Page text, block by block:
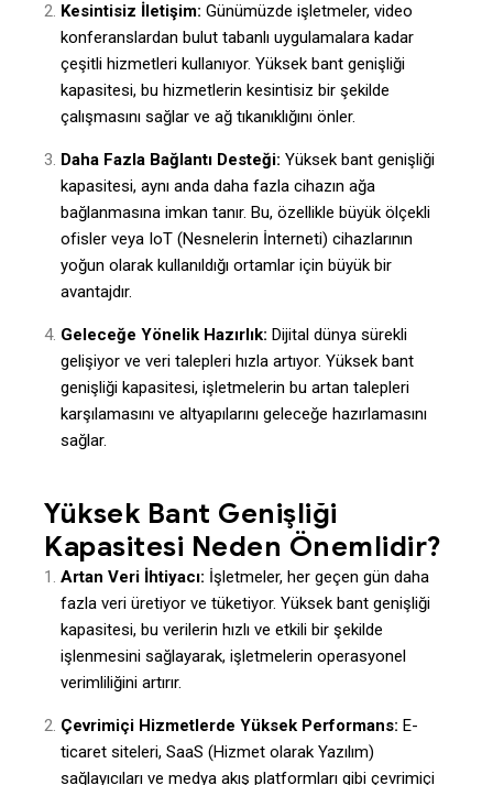
Kesintisiz İletişim: Günümüzde işletmeler, video
konferanslardan bulut tabanlı uygulamalara kadar
çeşitli hizmetleri kullanıyor. Yüksek bant genişliği
kapasitesi, bu hizmetlerin kesintisiz bir şekilde
çalışmasını sağlar ve ağ tıkanıklığını önler.
Daha Fazla Bağlantı Desteği: Yüksek bant genişliği
kapasitesi, aynı anda daha fazla cihazın ağa
bağlanmasına imkan tanır. Bu, özellikle büyük ölçekli
ofisler veya IoT (Nesnelerin İnterneti) cihazlarının
yoğun olarak kullanıldığı ortamlar için büyük bir
avantajdır.
Geleceğe Yönelik Hazırlık: Dijital dünya sürekli
gelişiyor ve veri talepleri hızla artıyor. Yüksek bant
genişliği kapasitesi, işletmelerin bu artan talepleri
karşılamasını ve altyapılarını geleceğe hazırlamasını
sağlar.
Yüksek Bant Genişliği
Kapasitesi Neden Önemlidir?
Artan Veri İhtiyacı: İşletmeler, her geçen gün daha
fazla veri üretiyor ve tüketiyor. Yüksek bant genişliği
kapasitesi, bu verilerin hızlı ve etkili bir şekilde
işlenmesini sağlayarak, işletmelerin operasyonel
verimliliğini artırır.
Çevrimiçi Hizmetlerde Yüksek Performans: E-
ticaret siteleri, SaaS (Hizmet olarak Yazılım)
sağlayıcıları ve medya akış platformları gibi çevrimiçi